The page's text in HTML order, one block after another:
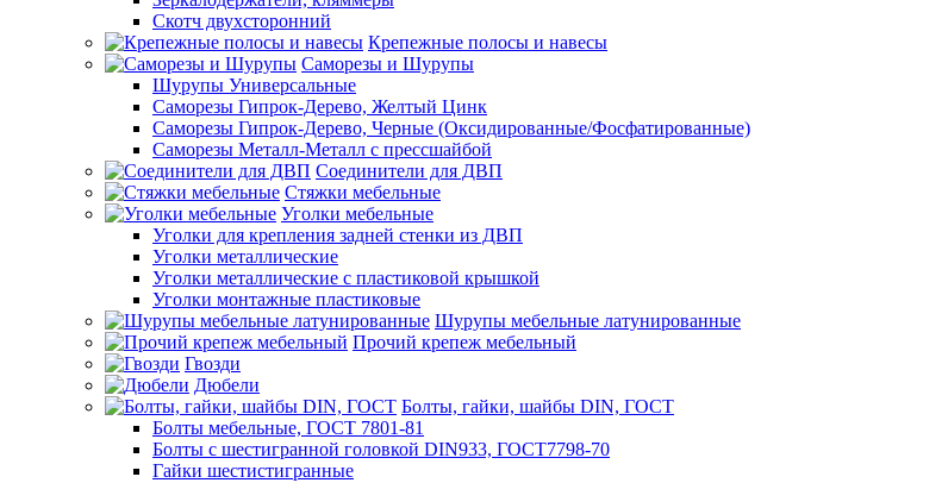
Скотч двухсторонний
Крепежные полосы и навесы
Саморезы и Шурупы
Шурупы Универсальные
Саморезы Гипрок-Дерево, Желтый Цинк
Саморезы Гипрок-Дерево, Черные (Оксидированные/Фосфатированные)
Саморезы Металл-Металл с прессшайбой
Соединители для ДВП
Стяжки мебельные
Уголки мебельные
Уголки для крепления задней стенки из ДВП
Уголки металлические
Уголки металлические с пластиковой крышкой
Уголки монтажные пластиковые
Шурупы мебельные латунированные
Прочий крепеж мебельный
Гвозди
Дюбели
Болты, гайки, шайбы DIN, ГОСТ
Болты мебельные, ГОСТ 7801-81
Болты с шестигранной головкой DIN933, ГОСТ7798-70
Гайки шестистигранные